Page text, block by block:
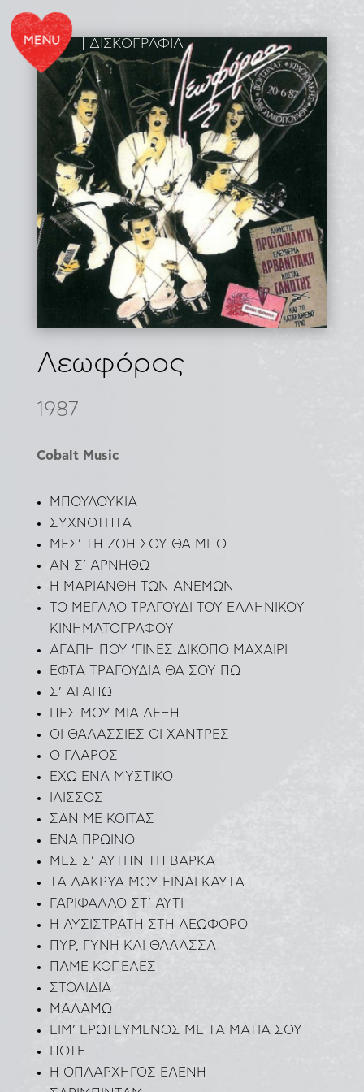
Λεωφόρος
1987
Cobalt Music
ΜΠΟΥΛΟΥΚΙΑ
ΣΥΧΝΟΤΗΤΑ
ΜΕΣ’ ΤΗ ΖΩΗ ΣΟΥ ΘΑ ΜΠΩ
ΑΝ Σ’ ΑΡΝΗΘΩ
Η ΜΑΡΙΑΝΘΗ ΤΩΝ ΑΝΕΜΩΝ
ΤΟ ΜΕΓΑΛΟ ΤΡΑΓΟΥΔΙ ΤΟΥ ΕΛΛΗΝΙΚΟΥ
ΚΙΝΗΜΑΤΟΓΡΑΦΟΥ
ΑΓΑΠΗ ΠΟΥ ‘ΓΙΝΕΣ ΔΙΚΟΠΟ ΜΑΧΑΙΡΙ
ΕΦΤΑ ΤΡΑΓΟΥΔΙΑ ΘΑ ΣΟΥ ΠΩ
Σ’ ΑΓΑΠΩ
ΠΕΣ ΜΟΥ ΜΙΑ ΛΕΞΗ
ΟΙ ΘΑΛΑΣΣΙΕΣ ΟΙ ΧΑΝΤΡΕΣ
Ο ΓΛΑΡΟΣ
ΕΧΩ ΕΝΑ ΜΥΣΤΙΚΟ
ΙΛΙΣΣΟΣ
ΣΑΝ ΜΕ ΚΟΙΤΑΣ
ΕΝΑ ΠΡΩΙΝΟ
ΜΕΣ Σ’ ΑΥΤΗΝ ΤΗ ΒΑΡΚΑ
ΤΑ ΔΑΚΡΥΑ ΜΟΥ ΕΙΝΑΙ ΚΑΥΤΑ
ΓΑΡΙΦΑΛΛΟ ΣΤ’ ΑΥΤΙ
Η ΛΥΣΙΣΤΡΑΤΗ ΣΤΗ ΛΕΩΦΟΡΟ
ΠΥΡ, ΓΥΝΗ ΚΑΙ ΘΑΛΑΣΣΑ
ΠΑΜΕ ΚΟΠΕΛΕΣ
ΣΤΟΛΙΔΙΑ
ΜΑΛΑΜΩ
ΕΙΜ’ ΕΡΩΤΕΥΜΕΝΟΣ ΜΕ ΤΑ ΜΑΤΙΑ ΣΟΥ
ΠΟΤΕ
Η ΟΠΛΑΡΧΗΓΟΣ ΕΛΕΝΗ
| ΔΙΣΚΟΓΡΑΦΙΑ